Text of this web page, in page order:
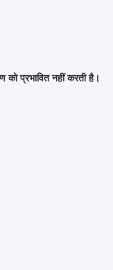
को प्रभावित नहीं करती है।